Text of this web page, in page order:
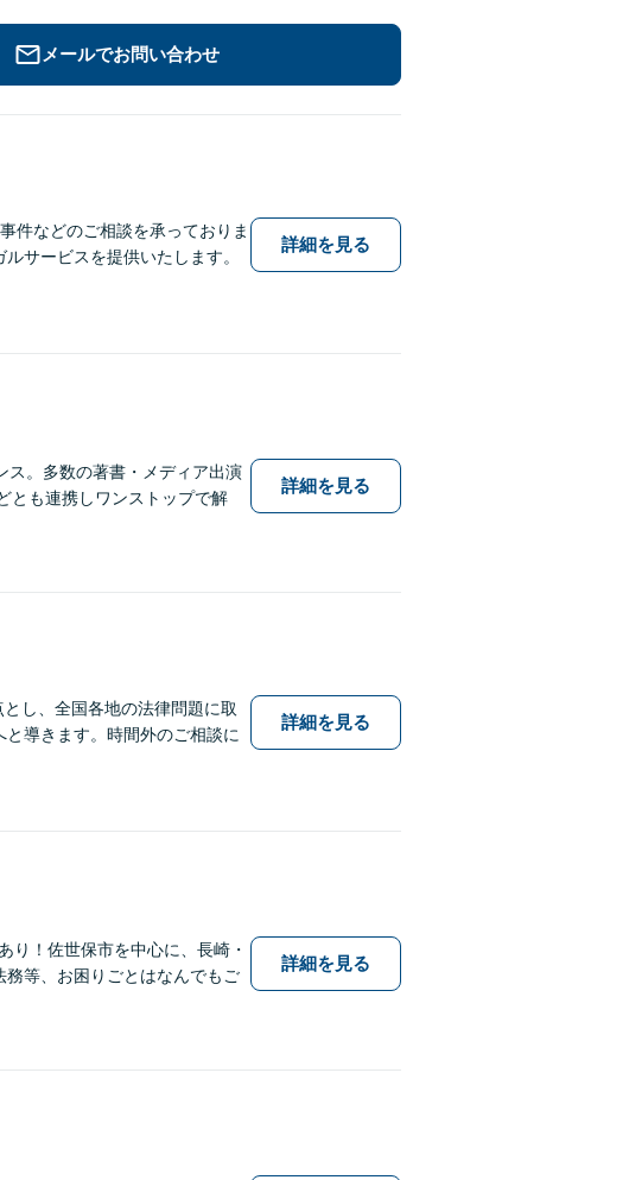
メールでお問い合わせ
件などのご相談を承っておりま
サービスを提供いたします。
詳細を見る
ス。多数の著書・メディア出演
とも連携しワンストップで解
詳細を見る
し、全国各地の法律問題に取
導きます。時間外のご相談に
詳細を見る
り！佐世保市を中心に、長崎・
等、お困りごとはなんでもご
詳細を見る